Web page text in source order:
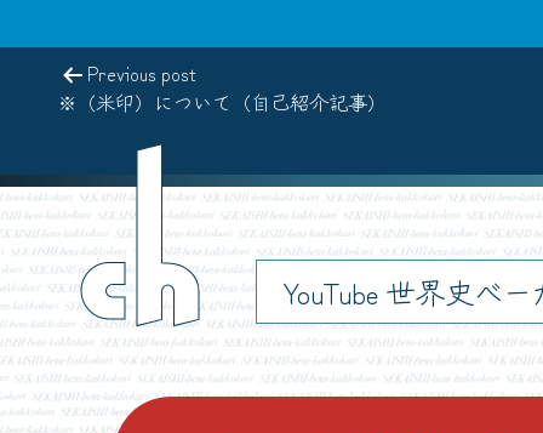
Previous post
※（米印）について（自己紹介記事）
YouTube 世界史べ
ch